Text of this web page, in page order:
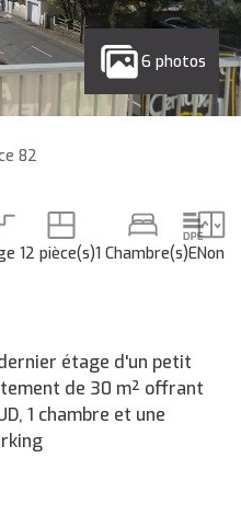
6 photos
82
12 pièce(s)1 Chambre(s)ENon
étage d'un petit
de 30 m² offrant
1 chambre et une